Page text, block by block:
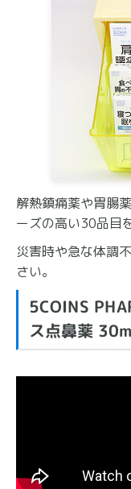
解熱鎮痛薬や胃腸
ーズの高い30品目
災害時や急な体調
さい。
5COINS
ス点鼻薬